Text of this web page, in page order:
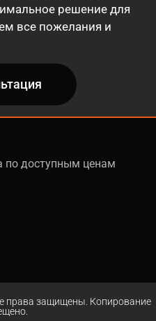
решение для
все пожелания и
по доступным ценам
права защищены. Копирование